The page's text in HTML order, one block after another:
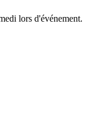
lors d'événement.